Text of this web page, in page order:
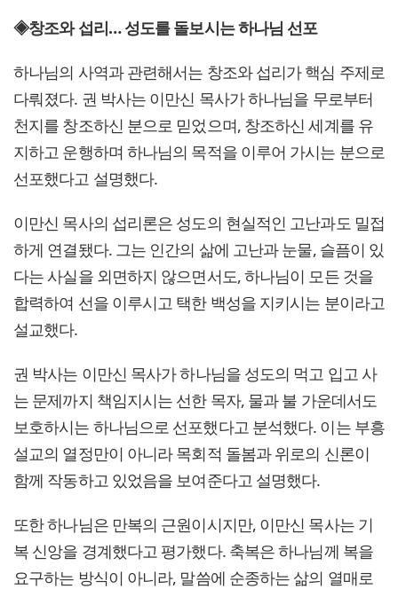
◈창조와 섭리… 성도를 돌보시는 하나님 선포
하나님의 사역과 관련해서는 창조와 섭리가 핵심 주제로
다뤄졌다. 권 박사는 이만신 목사가 하나님을 무로부터
천지를 창조하신 분으로 믿었으며, 창조하신 세계를 유
지하고 운행하며 하나님의 목적을 이루어 가시는 분으로
선포했다고 설명했다.
이만신 목사의 섭리론은 성도의 현실적인 고난과도 밀접
하게 연결됐다. 그는 인간의 삶에 고난과 눈물, 슬픔이 있
다는 사실을 외면하지 않으면서도, 하나님이 모든 것을
합력하여 선을 이루시고 택한 백성을 지키시는 분이라고
설교했다.
권 박사는 이만신 목사가 하나님을 성도의 먹고 입고 사
는 문제까지 책임지시는 선한 목자, 물과 불 가운데서도
보호하시는 하나님으로 선포했다고 분석했다. 이는 부흥
설교의 열정만이 아니라 목회적 돌봄과 위로의 신론이
함께 작동하고 있었음을 보여준다고 설명했다.
또한 하나님은 만복의 근원이시지만, 이만신 목사는 기
복 신앙을 경계했다고 평가했다. 축복은 하나님께 복을
요구하는 방식이 아니라, 말씀에 순종하는 삶의 열매로